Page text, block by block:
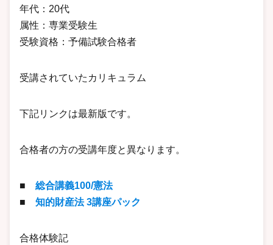
年代：20代
属性：専業受験生
受験資格：予備試験合格者
受講されていたカリキュラム
下記リンクは最新版です。
合格者の方の受講年度と異なります。
■ 総合講義100/憲法
■ 知的財産法 3講座パック
合格体験記